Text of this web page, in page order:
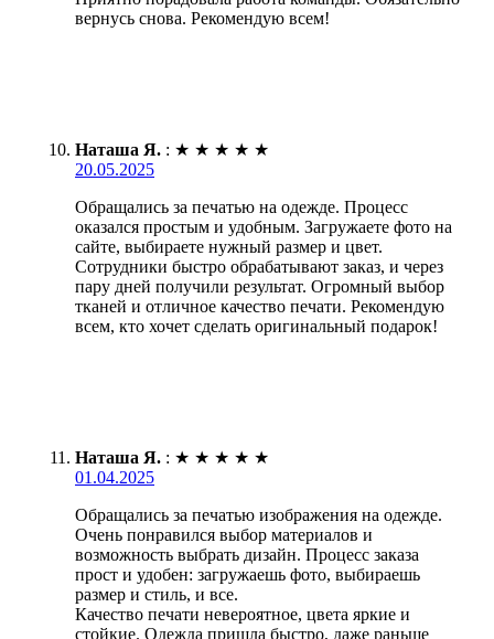
вернусь снова. Рекомендую всем!
Наташа Я. : ★ ★ ★ ★ ★
20.05.2025
Обращались за печатью на одежде. Процесс
оказался простым и удобным. Загружаете фото на
сайте, выбираете нужный размер и цвет.
Сотрудники быстро обрабатывают заказ, и через
пару дней получили результат. Огромный выбор
тканей и отличное качество печати. Рекомендую
всем, кто хочет сделать оригинальный подарок!
Наташа Я. : ★ ★ ★ ★ ★
01.04.2025
Обращались за печатью изображения на одежде.
Очень понравился выбор материалов и
возможность выбрать дизайн. Процесс заказа
прост и удобен: загружаешь фото, выбираешь
размер и стиль, и все.
Качество печати невероятное, цвета яркие и
стойкие. Одежда пришла быстро, даже раньше